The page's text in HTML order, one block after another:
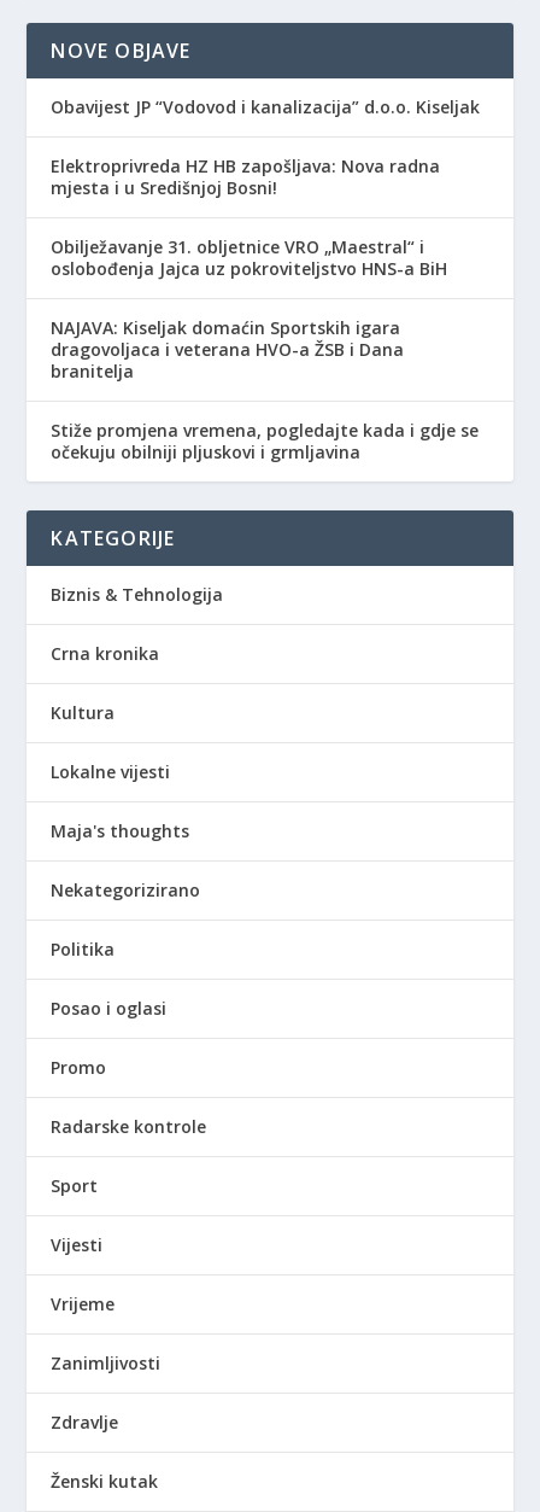
NOVE OBJAVE
Obavijest JP “Vodovod i kanalizacija” d.o.o. Kiseljak
Elektroprivreda HZ HB zapošljava: Nova radna
mjesta i u Središnjoj Bosni!
Obilježavanje 31. obljetnice VRO „Maestral“ i
oslobođenja Jajca uz pokroviteljstvo HNS-a BiH
NAJAVA: Kiseljak domaćin Sportskih igara
dragovoljaca i veterana HVO-a ŽSB i Dana
branitelja
Stiže promjena vremena, pogledajte kada i gdje se
očekuju obilniji pljuskovi i grmljavina
KATEGORIJE
Biznis & Tehnologija
Crna kronika
Kultura
Lokalne vijesti
Maja's thoughts
Nekategorizirano
Politika
Posao i oglasi
Promo
Radarske kontrole
Sport
Vijesti
Vrijeme
Zanimljivosti
Zdravlje
Ženski kutak